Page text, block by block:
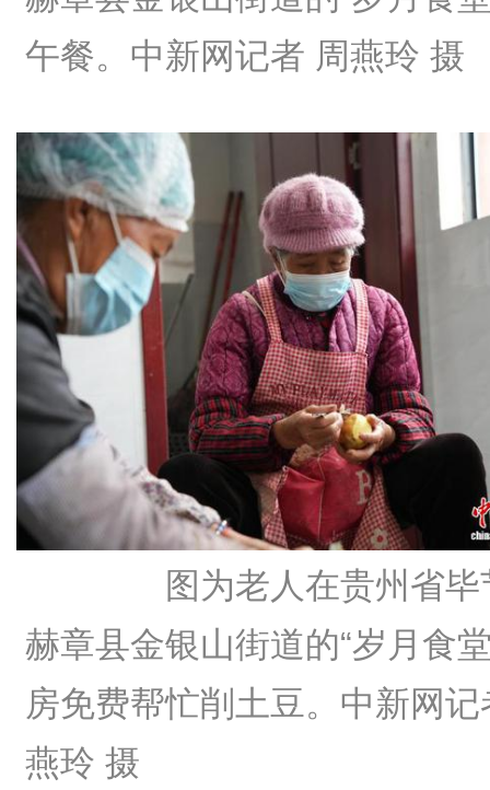
午餐。中新网记者 周燕玲 摄
图为老人在贵州省毕
赫章县金银山街道的“岁月食
房免费帮忙削土豆。中新网记
燕玲 摄